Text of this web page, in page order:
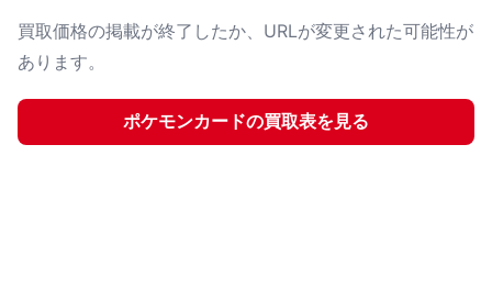
買取価格の掲載が終了したか、URLが変更された可能性が
あります。
ポケモンカードの買取表を見る